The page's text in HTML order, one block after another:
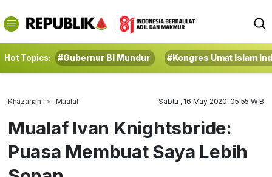
Hot Topics: #Gubernur BI Mundur #Kongres Umat Islam
Khazanah Mualaf Sabtu , 16 May 2020, 05:55 WIB
Mualaf Ivan Knightsbride:
Puasa Membuat Saya Lebih